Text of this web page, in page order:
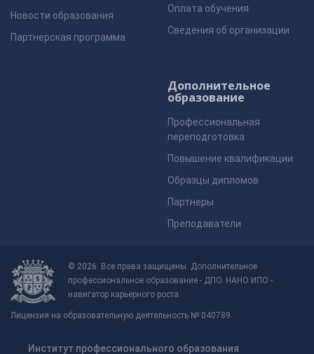
Новости образования
Партнерская программа
Оплата обучения
Сведения об организации
Дополнительное
образование
Профессиональная
переподготовка
Повышение квалификации
Образцы дипломов
Партнеры
Преподаватели
© 2026. Все права защищены. Дополнительное
профессиональное образование - ДПО. НАНО ИПО -
навигатор карьерного роста.
Лицензия на образовательную деятельность № 040789
Институт профессионального образования